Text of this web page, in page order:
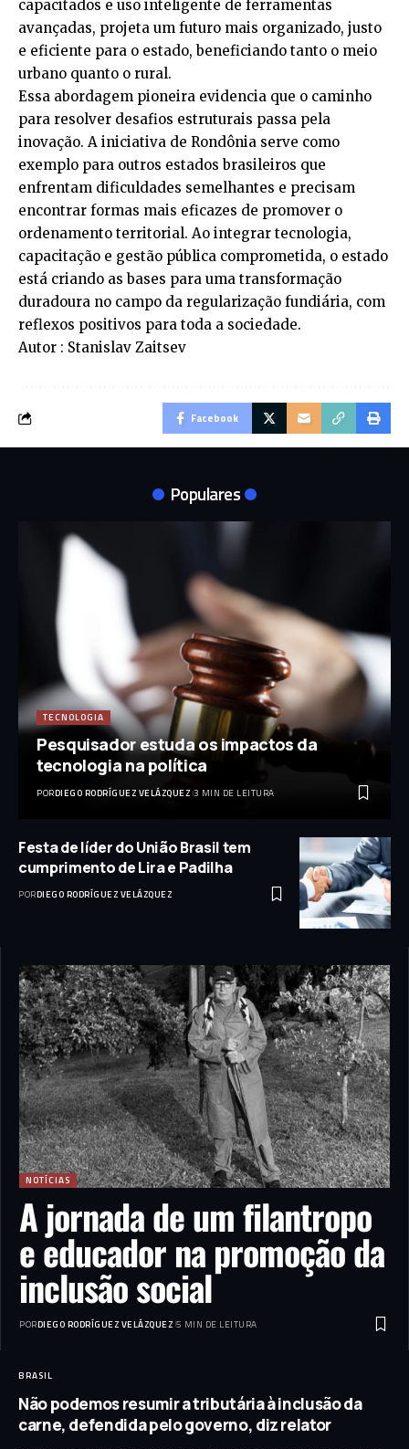
capacitados e uso inteligente de ferramentas
avançadas, projeta um futuro mais organizado, justo
e eficiente para o estado, beneficiando tanto o meio
urbano quanto o rural.
Essa abordagem pioneira evidencia que o caminho
para resolver desafios estruturais passa pela
inovação. A iniciativa de Rondônia serve como
exemplo para outros estados brasileiros que
enfrentam dificuldades semelhantes e precisam
encontrar formas mais eficazes de promover o
ordenamento territorial. Ao integrar tecnologia,
capacitação e gestão pública comprometida, o estado
está criando as bases para uma transformação
duradoura no campo da regularização fundiária, com
reflexos positivos para toda a sociedade.
Autor : Stanislav Zaitsev
Facebook
Populares
TECNOLOGIA
Pesquisador estuda os impactos da
tecnologia na política
PORDIEGO RODRÍGUEZ VELÁZQUEZ 3 MIN DE LEITURA
Festa de líder do União Brasil tem
cumprimento de Lira e Padilha
PORDIEGO RODRÍGUEZ VELÁZQUEZ
NOTÍCIAS
A jornada de um filantropo
e educador na promoção da
inclusão social
PORDIEGO RODRÍGUEZ VELÁZQUEZ 5 MIN DE LEITURA
BRASIL
Não podemos resumir a tributária à inclusão da
carne, defendida pelo governo, diz relator